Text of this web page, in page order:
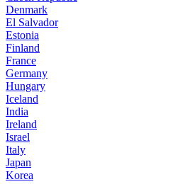
Denmark
El Salvador
Estonia
Finland
France
Germany
Hungary
Iceland
India
Ireland
Israel
Italy
Japan
Korea